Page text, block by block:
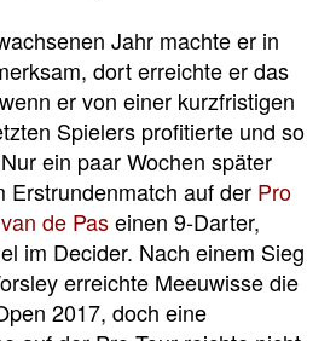
Jahr machte er in
dort erreichte er das
er von einer kurzfristigen
Spielers profitierte und so
ein paar Wochen später
Erstrundenmatch auf der Pro
de Paseinen 9-Darter,
im Decider. Nach einem Sieg
erreichte Meeuwisse die
2017, doch eine